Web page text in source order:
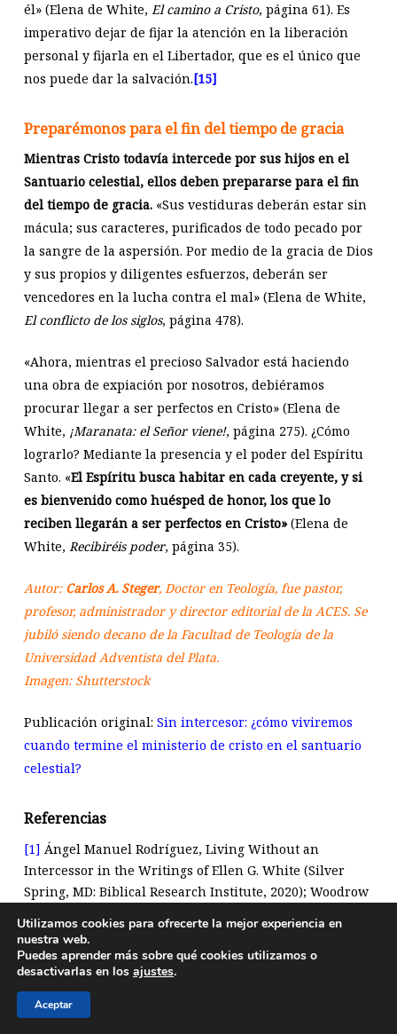
él» (Elena de White, El camino a Cristo, página 61). Es
imperativo dejar de fijar la atención en la liberación
personal y fijarla en el Libertador, que es el único que
nos puede dar la salvación.[15]
Preparémonos para el fin del tiempo de gracia
Mientras Cristo todavía intercede por sus hijos en el
Santuario celestial, ellos deben prepararse para el fin
del tiempo de gracia.«Sus vestiduras deberán estar sin
mácula; sus caracteres, purificados de todo pecado por
la sangre de la aspersión. Por medio de la gracia de Dios
y sus propios y diligentes esfuerzos, deberán ser
vencedores en la lucha contra el mal» (Elena de White,
El conflicto de los siglos, página 478).
«Ahora, mientras el precioso Salvador está haciendo
una obra de expiación por nosotros, debiéramos
procurar llegar a ser perfectos en Cristo» (Elena de
White, ¡Maranata: el Señor viene!, página 275). ¿Cómo
lograrlo? Mediante la presencia y el poder del Espíritu
Santo. «El Espíritu busca habitar en cada creyente, y si
es bienvenido como huésped de honor, los que lo
reciben llegarán a ser perfectos en Cristo»(Elena de
White, Recibiréis poder, página 35).
Autor: Carlos A. Steger, Doctor en Teología, fue pastor,
profesor, administrador y director editorial de la ACES. Se
jubiló siendo decano de la Facultad de Teología de la
Universidad Adventista del Plata.
Imagen: Shutterstock
Publicación original: Sin intercesor: ¿cómo viviremos
cuando termine el ministerio de cristo en el santuario
celestial?
Referencias
[1] Ángel Manuel Rodríguez, Living Without an
Intercessor in the Writings of Ellen G. White (Silver
Spring, MD: Biblical Research Institute, 2020); Woodrow
Ellen White on salvation: a chronological study
(Hagerstown: Review and Herald, 1995), pp. 131-142.
Impossible Possibility (Nashville, TN: Southern
Utilizamos cookies para ofrecerte la mejor experiencia en
nuestra web.
Puedes aprender más sobre qué cookies utilizamos o
desactivarlas en los ajustes.
Aceptar